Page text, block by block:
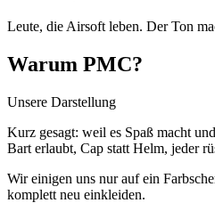
Leute, die Airsoft leben. Der Ton
Warum PMC?
Unsere Darstellung
Kurz gesagt: weil es Spaß macht
Bart erlaubt, Cap statt Helm, jeder
Wir einigen uns nur auf ein
komplett neu einkleiden.